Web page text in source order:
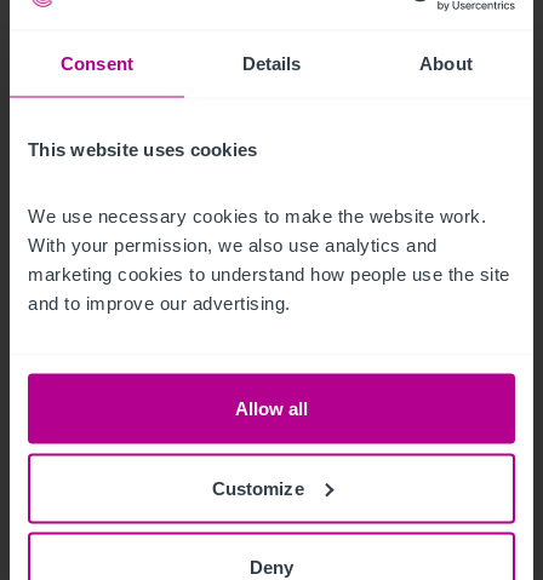
Consent Details About
This website uses cookies
We use necessary cookies to make the website work.
With your permission, we also use analytics and
marketing cookies to understand how people use the site
and to improve our advertising.
Allow all
Customize
Deny
Le marché hôtelier nordique (rapport en
anglais)